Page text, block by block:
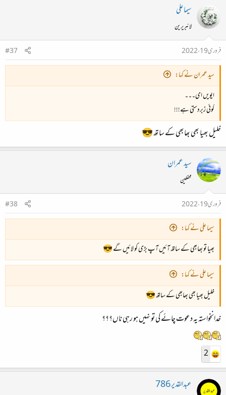
سیما علی
لائبریرین
فروری 19، 2022
#37
سید عمران نے کہا:
ایویں ای۔۔۔
کوئی زبردستی ہے!!!
خلیل بھیا بھی بھابھی کے ساتھ 😎
سید عمران
محفلین
فروری 19، 2022
#38
سیما علی نے کہا:
بھیا تو بھابھی کے ساتھ آئیں آپ بڑی کو لائیں گے 😎
سیما علی نے کہا:
خلیل بھیا بھی بھابھی کے ساتھ 😎
خدانخواستہ یہ دعوت چائے کی تو نہیں ہو رہی ناں؟؟؟
2
عبدالقدیر 786